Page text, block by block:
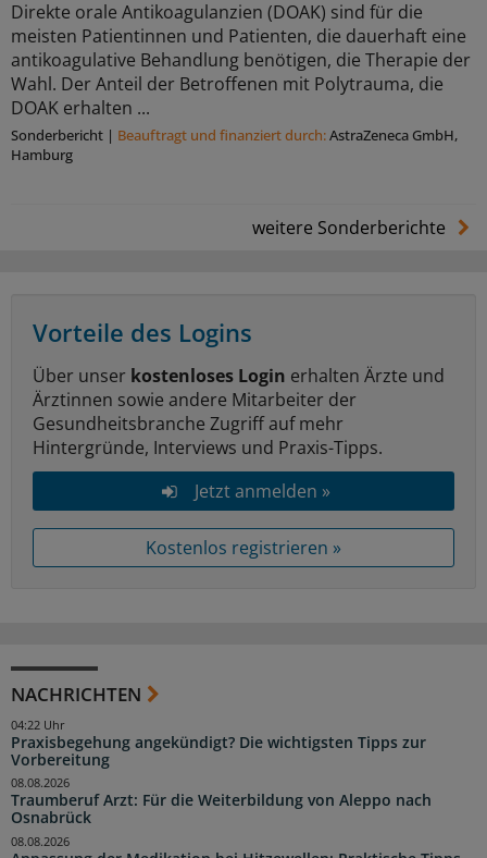
Direkte orale Antikoagulanzien (DOAK) sind für die
meisten Patientinnen und Patienten, die dauerhaft eine
antikoagulative Behandlung benötigen, die Therapie der
Wahl. Der Anteil der Betroffenen mit Polytrauma, die
DOAK erhalten ...
Sonderbericht | Beauftragt und ﬁnanziert durch:AstraZeneca GmbH,
Hamburg
weitere Sonderberichte
Vorteile des Logins
Über unser kostenloses Login erhalten Ärzte und
Ärztinnen sowie andere Mitarbeiter der
Gesundheitsbranche Zugriff auf mehr
Hintergründe, Interviews und Praxis-Tipps.
Jetzt anmelden »
Kostenlos registrieren »
NACHRICHTEN
Praxisbegehung angekündigt? Die wichtigsten Tipps zur
Vorbereitung
04:22 Uhr
Traumberuf Arzt: Für die Weiterbildung von Aleppo nach
Osnabrück
08.08.2026
08.08.2026